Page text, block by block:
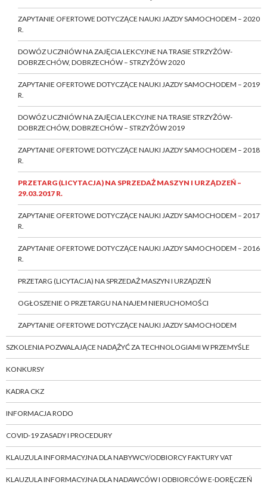
ZAPYTANIE OFERTOWE DOTYCZĄCE NAUKI JAZDY SAMOCHODEM – 2020
R.
DOWÓZ UCZNIÓW NA ZAJĘCIA LEKCYJNE NA TRASIE STRZYŻÓW-
DOBRZECHÓW, DOBRZECHÓW – STRZYŻÓW 2020
ZAPYTANIE OFERTOWE DOTYCZĄCE NAUKI JAZDY SAMOCHODEM – 2019
R.
DOWÓZ UCZNIÓW NA ZAJĘCIA LEKCYJNE NA TRASIE STRZYŻÓW-
DOBRZECHÓW, DOBRZECHÓW – STRZYŻÓW 2019
ZAPYTANIE OFERTOWE DOTYCZĄCE NAUKI JAZDY SAMOCHODEM – 2018
R.
PRZETARG (LICYTACJA) NA SPRZEDAŻ MASZYN I URZĄDZEŃ –
29.03.2017 R.
ZAPYTANIE OFERTOWE DOTYCZĄCE NAUKI JAZDY SAMOCHODEM – 2017
R.
ZAPYTANIE OFERTOWE DOTYCZĄCE NAUKI JAZDY SAMOCHODEM – 2016
R.
PRZETARG (LICYTACJA) NA SPRZEDAŻ MASZYN I URZĄDZEŃ
OGŁOSZENIE O PRZETARGU NA NAJEM NIERUCHOMOŚCI
ZAPYTANIE OFERTOWE DOTYCZĄCE NAUKI JAZDY SAMOCHODEM
SZKOLENIA POZWALAJĄCE NADĄŻYĆ ZA TECHNOLOGIAMI W PRZEMYŚLE
KONKURSY
KADRA CKZ
INFORMACJA RODO
COVID-19 ZASADY I PROCEDURY
KLAUZULA INFORMACYJNA DLA NABYWCY/ODBIORCY FAKTURY VAT
KLAUZULA INFORMACYJNA DLA NADAWCÓW I ODBIORCÓW E-DORĘCZEŃ